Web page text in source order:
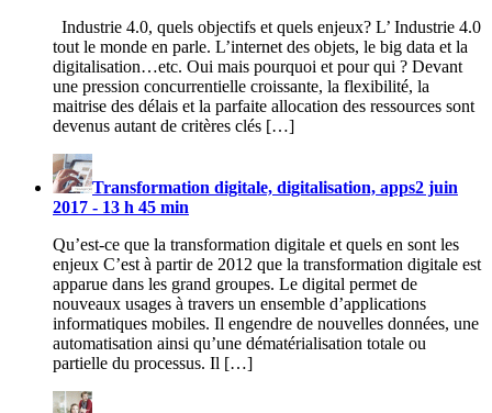
Industrie 4.0, quels objectifs et quels enjeux? L’ Industrie 4.0
tout le monde en parle. L’internet des objets, le big data et la
digitalisation…etc. Oui mais pourquoi et pour qui ? Devant
une pression concurrentielle croissante, la flexibilité, la
maitrise des délais et la parfaite allocation des ressources sont
devenus autant de critères clés […]
Transformation digitale, digitalisation, apps2 juin
2017 - 13 h 45 min
Qu’est-ce que la transformation digitale et quels en sont les
enjeux C’est à partir de 2012 que la transformation digitale est
apparue dans les grand groupes. Le digital permet de
nouveaux usages à travers un ensemble d’applications
informatiques mobiles. Il engendre de nouvelles données, une
automatisation ainsi qu’une dématérialisation totale ou
partielle du processus. Il […]